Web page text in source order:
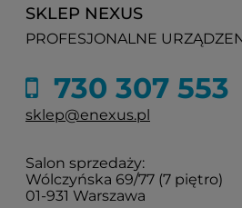
SKLEP NEXUS
PROFESJONALNE
730 307 553
sklep@enexus.pl
Salon sprzedaży:
Wólczyńska 69/77 (7 piętro)
01-931 Warszawa